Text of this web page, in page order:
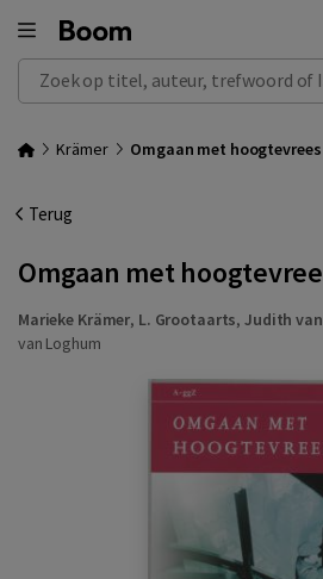
Zoek op titel, auteur, trefwoord of ISBN
Krämer Omgaan met hoogtevrees
Terug
Omgaan met
Marieke Krämer, L. Grootaarts,Judith
van Loghum